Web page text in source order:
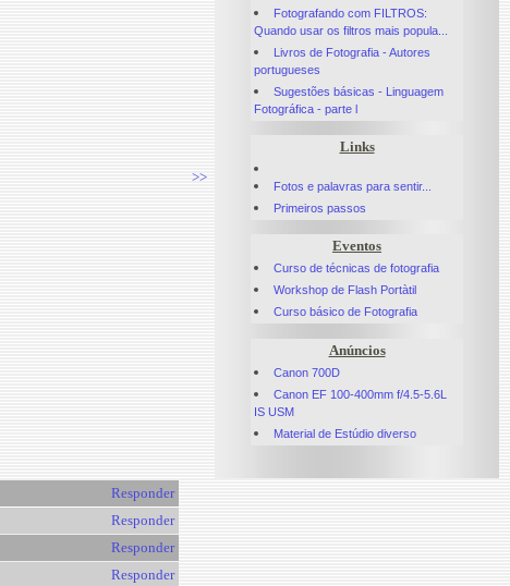
>>
Responder
Responder
Responder
Responder
Fotografando com FILTROS:
Quando usar os filtros mais popula...
Livros de Fotografia - Autores
portugueses
Sugestões básicas - Linguagem
Fotográfica - parte l
Links
Fotos e palavras para sentir...
Primeiros passos
Eventos
Curso de técnicas de fotografia
Workshop de Flash Portàtil
Curso básico de Fotografia
Anúncios
Canon 700D
Canon EF 100-400mm f/4.5-5.6L
IS USM
Material de Estúdio diverso